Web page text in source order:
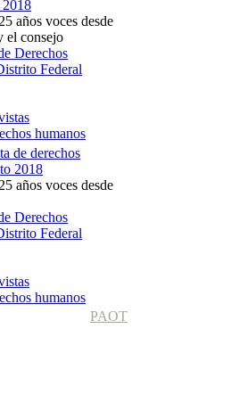
años voces desde
el consejo
Derechos
Federal
humanos
de derechos
2018
años voces desde
Derechos
Federal
humanos
PAOT